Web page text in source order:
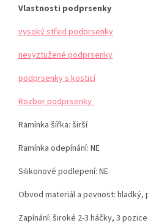
Vlastnosti podprsenky
vysoký střed podprsenky
nevyztužené podprsenky
podprsenky s kosticí
Rozbor podprsenky
Ramínka šířka: širší
Ramínka odepínání: NE
Silikonové podlepení: NE
Obvod materiál a pevnost: hladký,
Zapínání: široké 2-3 háčky, 3 pozice